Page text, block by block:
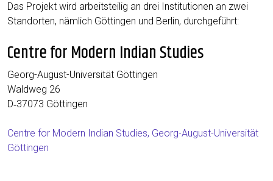
Das Pro­jekt wird arbeits­tei­lig an drei Insti­tu­tio­nen an zwei
Stand­or­ten, näm­lich Göt­tin­gen und Ber­lin, durchgeführt:
Centre for Modern Indian Studies
Georg-August-Uni­ver­si­tät Göttingen
Wald­weg 26
D‑37073 Göt­tin­gen
Cent­re for Modern Indi­an Stu­dies, Georg-August-Uni­ver­si­tät
Göttingen